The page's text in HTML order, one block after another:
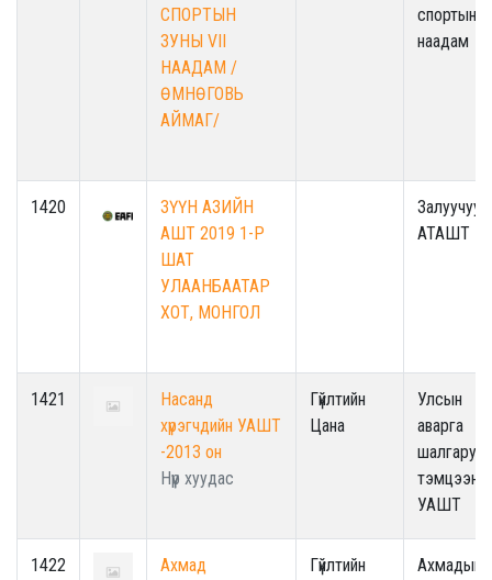
СПОРТЫН
ЗУНЫ VII
НААДАМ /
ӨМНӨГОВЬ
АЙМАГ/
спортын
наадам
1420
ЗҮҮН АЗИЙН
АШТ 2019 1-Р
ШАТ
УЛААНБААТАР
ХОТ, МОНГОЛ
АТАШТ
1421
Насанд
хүрэгчдийн УАШТ
-2013 он
Нүүр хуудас
Гүйлтийн
Цана
Улсын
аварга
тэмцээн -
УАШТ
1422
Ахмад
Гүйлтийн
Ахмадын